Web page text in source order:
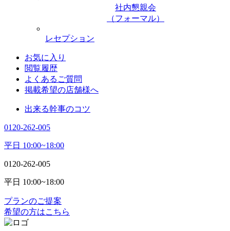
社内懇親会
（フォーマル）
レセプション
お気に入り
閲覧履歴
よくあるご質問
掲載希望の店舗様へ
出来る幹事のコツ
0120-262-005
平日 10:00~18:00
0120-262-005
平日 10:00~18:00
プランのご提案
希望の方はこちら